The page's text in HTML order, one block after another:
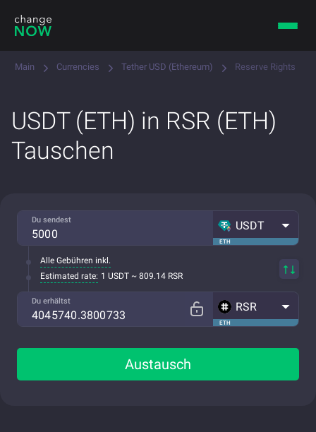
Main Currencies Tether USD (Ethereum) Reserve Rights
USDT (ETH) in RSR (ETH)
Tauschen
Du sendest
ETH
USDT
Alle Gebühren inkl.
Estimated rate: 1 USDT ~ 809.14 RSR
Du erhältst
ETH
RSR
Austausch